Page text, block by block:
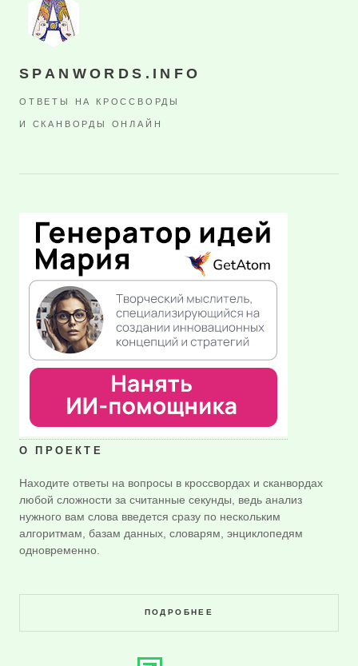
SPANWORDS.INFO
ОТВЕТЫ НА КРОССВОРДЫ
И СКАНВОРДЫ ОНЛАЙН
О ПРОЕКТЕ
Находите ответы на вопросы в кроссвордах и сканвордах
любой сложности за считанные секунды, ведь анализ
нужного вам слова введется сразу по нескольким
алгоритмам, базам данных, словарям, энциклопедям
одновременно.
ПОДРОБНЕЕ